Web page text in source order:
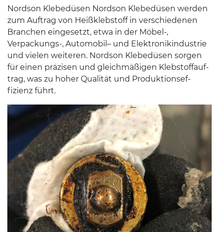
Nord­son Klebedüsen Nord­son Klebedüsen wer­den
zum Auf­trag von Heißk­leb­stoff in ver­schiede­nen
Branchen einge­setzt, etwa in der Möbel-​,
Verpackungs-​, Auto­mo­bil– und Elek­tron­ikin­dus­trie
und vie­len weit­eren. Nord­son Klebedüsen sor­gen
für einen präzisen und gle­ich­mäßi­gen Kleb­stof­fauf­
trag, was zu hoher Qual­ität und Pro­duk­tion­sef­
fizienz führt.